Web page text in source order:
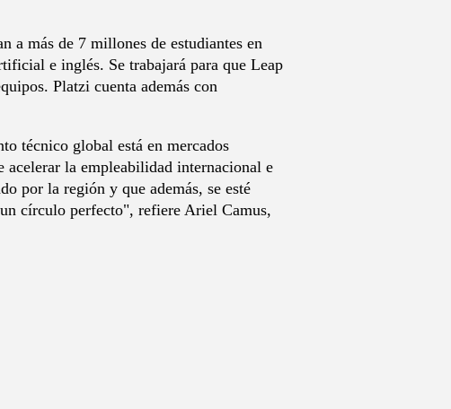
a más de 7 millones de estudiantes en
e inglés. Se trabajará para que Leap
Platzi cuenta además con
técnico global está en mercados
la empleabilidad internacional e
por la región y que además, se esté
círculo perfecto", refiere Ariel Camus,